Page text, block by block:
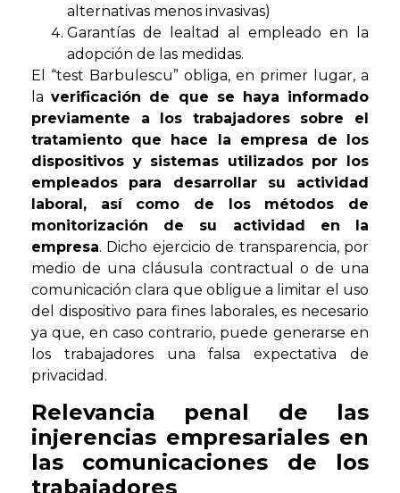
alternativas menos invasivas)
Garantías de lealtad al empleado en la
adopción de las medidas.
El “test Barbulescu” obliga, en primer lugar, a
laverificación de que se haya informado
previamente a los trabajadores sobre el
tratamiento que hace la empresa de los
dispositivos y sistemas utilizados por los
empleados para desarrollar su actividad
laboral, así como de los métodos de
monitorización de su actividad en la
empresa. Dicho ejercicio de transparencia, por
medio de una cláusula contractual o de una
comunicación clara que obligue a limitar el uso
del dispositivo para fines laborales, es necesario
ya que, en caso contrario, puede generarse en
los trabajadores una falsa expectativa de
privacidad.
Relevancia penal de las
injerencias empresariales en
las comunicaciones de los
trabajadores